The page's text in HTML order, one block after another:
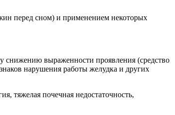
перед сном) и применением некоторых
снижению выраженности проявления (средство
нарушения работы желудка и других
тяжелая почечная недостаточность,